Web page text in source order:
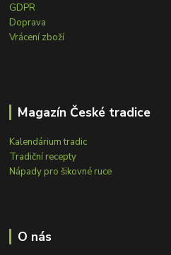
GDPR
Doprava
Vrácení zboží
Magazín České tradice
Kalendárium tradic
Tradiční recepty
Nápady pro šikovné ruce
O nás